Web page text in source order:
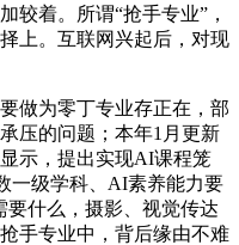
较着。所谓“抢手专业”，
上。互联网兴起后，对现
为零丁专业存正在，部
压的问题；本年1月更新
示，提出实现AI课程笼
一级学科、AI素养能力要
要什么，摄影、视觉传达
手专业中，背后缘由不难